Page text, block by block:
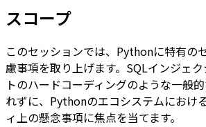
スコープ
このセッションでは、Pythonに特有の
慮事項を取り上げます。SQLインジェ
トのハードコーディングのような一般
れずに、Pythonのエコシステムにおけ
ィ上の懸念事項に焦点を当てます。